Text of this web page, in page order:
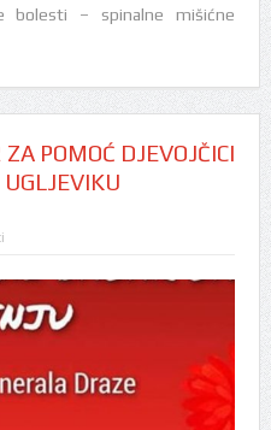
bolesti – spinalne mišićne
POMOĆ DJEVOJČICI